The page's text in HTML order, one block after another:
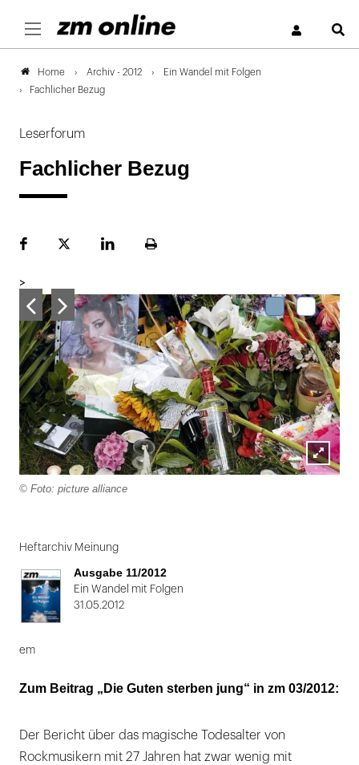
Home Archiv - 2012
Ein Wandel mit Folgen
Fachlicher Bezug
Leserforum
Fachlicher Bezug
FacebookPlattformLinekdInSeite
>
Lightbox
© Foto: picture alliance
1
von
2
Heftarchiv Meinung
Ausgabe 11/2012
Ein Wandel mit Folgen
31.05.2012
em
Zum Beitrag „Die Guten sterben jung“ in zm 03/2012:
Der Bericht über das magische Todesalter von
Rockmusikern mit 27 Jahren hat zwar wenig mit